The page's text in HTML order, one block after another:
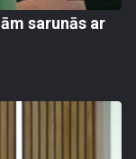
sarunās ar